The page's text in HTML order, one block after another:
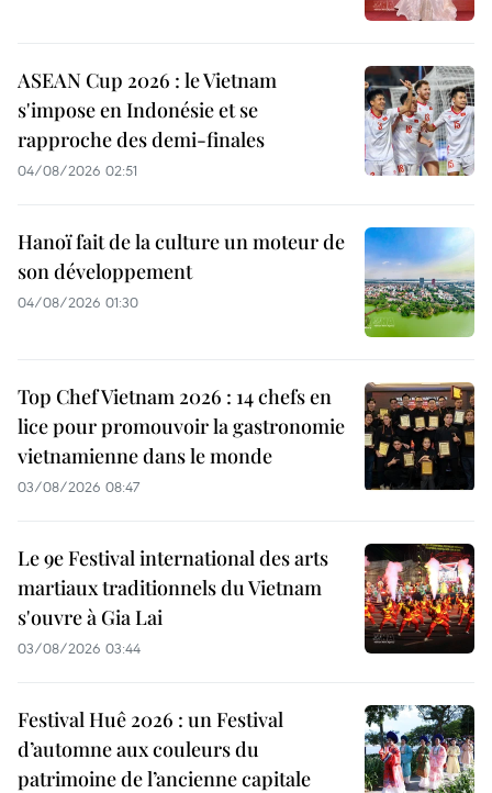
ASEAN Cup 2026 : le Vietnam
s'impose en Indonésie et se
rapproche des demi-finales
04/08/2026 02:51
Hanoï fait de la culture un moteur de
son développement
04/08/2026 01:30
Top Chef Vietnam 2026 : 14 chefs en
lice pour promouvoir la gastronomie
vietnamienne dans le monde
03/08/2026 08:47
Le 9e Festival international des arts
martiaux traditionnels du Vietnam
s'ouvre à Gia Lai
03/08/2026 03:44
Festival Huê 2026 : un Festival
d’automne aux couleurs du
patrimoine de l’ancienne capitale